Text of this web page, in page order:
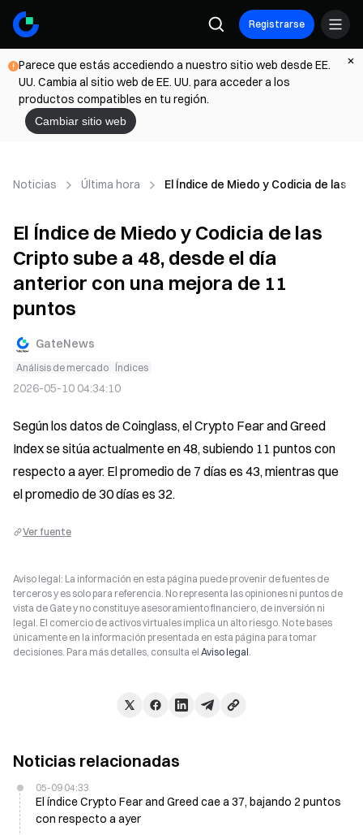
Registrarse
Parece que estás accediendo a nuestro sitio web desde EE.
UU. Cambia al sitio web de EE. UU. para acceder a los
productos compatibles en tu región.
Cambiar sitio web
Noticias Última hora El Índice de Miedo y Codicia de las
El Índice de Miedo y Codicia de las
Cripto sube a 48, desde el día
anterior con una mejora de 11
puntos
GateNews
Análisis de mercado Índices
2026-05-10 04:34:10
Según los datos de Coinglass, el Crypto Fear and Greed
Index se sitúa actualmente en 48, subiendo 11 puntos con
respecto a ayer. El promedio de 7 días es 43, mientras que
el promedio de 30 días es 32.
Ver fuente
Aviso legal: La información en esta página puede provenir de fuentes de
terceros y es solo para referencia. No representa las opiniones ni puntos de
vista de Gate y no constituye asesoramiento financiero, de inversión ni
legal. El comercio de activos virtuales implica un alto riesgo. No te bases
únicamente en la información presentada en esta página para tomar
decisiones. Para más detalles, consulta el Aviso legal.
Noticias relacionadas
05-09 04:33
El índice Crypto Fear and Greed cae a 37, bajando 2 puntos
con respecto a ayer